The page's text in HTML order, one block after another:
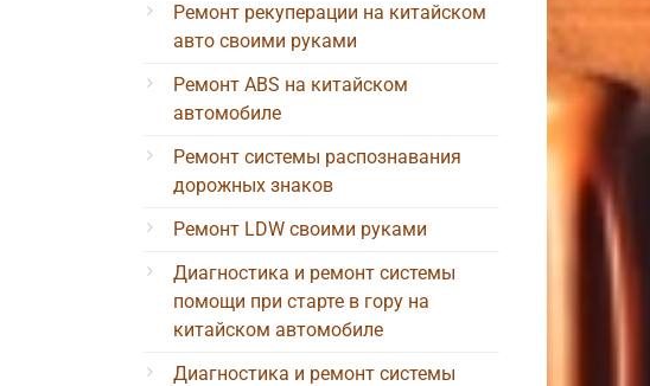
Ремонт рекуперации на китайском
авто своими руками
Ремонт ABS на китайском
автомобиле
Ремонт системы распознавания
дорожных знаков
Ремонт LDW своими руками
Диагностика и ремонт системы
помощи при старте в гору на
китайском автомобиле
Диагностика и ремонт системы